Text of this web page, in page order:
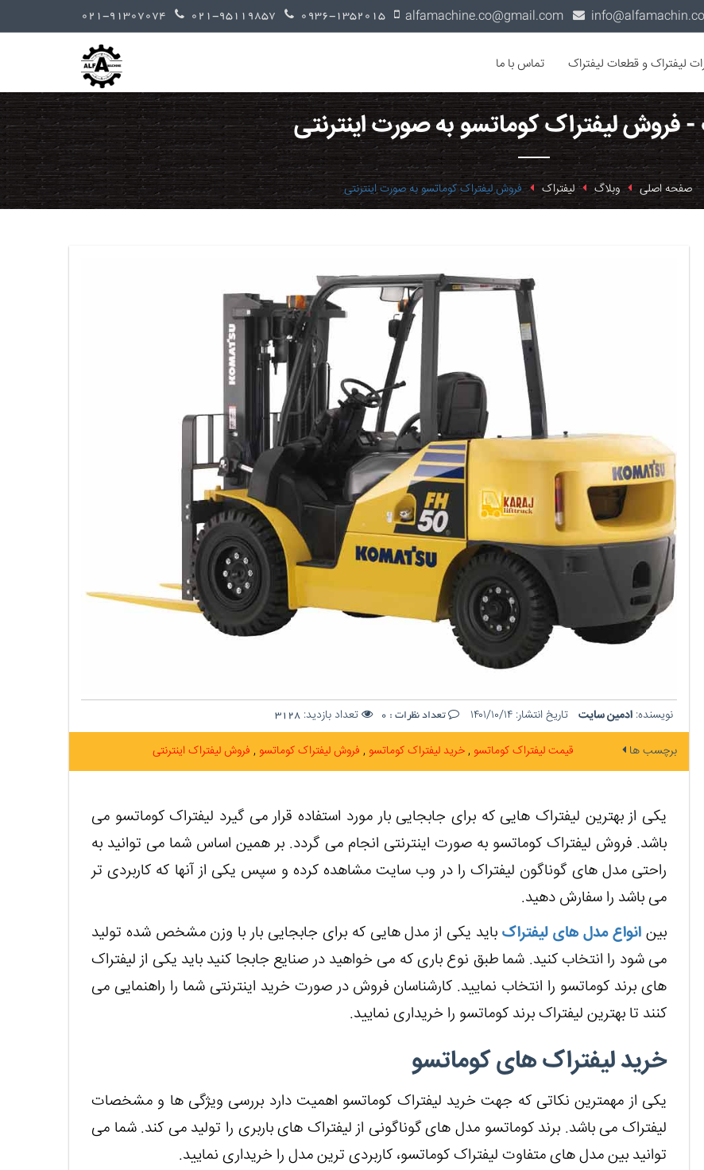
لیفتراک و قطعات لیفتراک تماس با ما
- فروش لیفتراک کوماتسو به صورت اینترنتی
صفحه اصلی وبلاگ لیفتراک فروش لیفتراک کوماتسو به صورت اینترنتی
نویسنده: ادمین سایت تاریخ انتشار: ۱۴۰۱/۱۰/۱۴ تعداد نظرات : 0 تعداد بازدید: 3128
برچسب ها قیمت لیفتراک کوماتسو خرید لیفتراک کوماتسو فروش لیفتراک کوماتسو فروش لیفتراک اینترنتی
یکی از بهترین لیفتراک هایی که برای جابجایی بار مورد استفاده قرار می‌ گیرد لیفتراک کوماتسو می
باشد. فروش لیفتراک کوماتسو به صورت اینترنتی انجام می گردد. بر همین اساس شما می توانید به
راحتی مدل های گوناگون لیفتراک را در وب سایت مشاهده کرده و سپس یکی از آنها که کاربردی تر
می باشد را سفارش دهید.
بینانواع مدل های لیفتراکباید یکی از مدل هایی که برای جابجایی بار با وزن مشخص شده تولید
می‌ شود را انتخاب کنید. شما طبق نوع باری که می خواهید در صنایع جابجا کنید باید یکی از لیفتراک
های برند کوماتسو را انتخاب نمایید. کارشناسان فروش در صورت خرید اینترنتی شما را راهنمایی می
‌کنند تا بهترین لیفتراک برند کوماتسو را خریداری نمایید.
خرید لیفتراک های کوماتسو
یکی از مهمترین نکاتی که جهت خرید لیفتراک کوماتسو اهمیت دارد بررسی ویژگی‌ ها و مشخصات
لیفتراک می باشد. برند کوماتسو مدل های گوناگونی از لیفتراک های باربری را تولید می کند. شما می
توانید بین مدل های متفاوت لیفتراک کوماتسو، کاربردی ترین مدل را خریداری نمایید.